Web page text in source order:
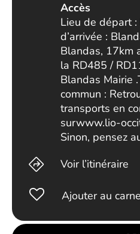
Accès
Lieu de départ
d’arrivée :
Blandas, 17km
la RD485 /
Blandas Mairie
commun :
transports en
surwww.lio-
Sinon, pensez
Voir l’itinéraire
Ajouter au